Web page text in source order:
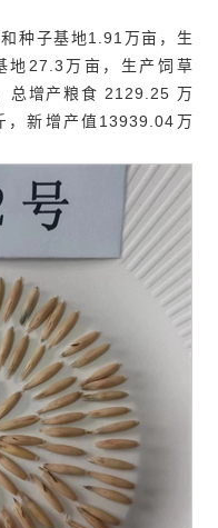
种子基地1.91万亩，生
地27.3万亩，生产饲草
总增产粮食 2129.25 万
，新增产值13939.04万